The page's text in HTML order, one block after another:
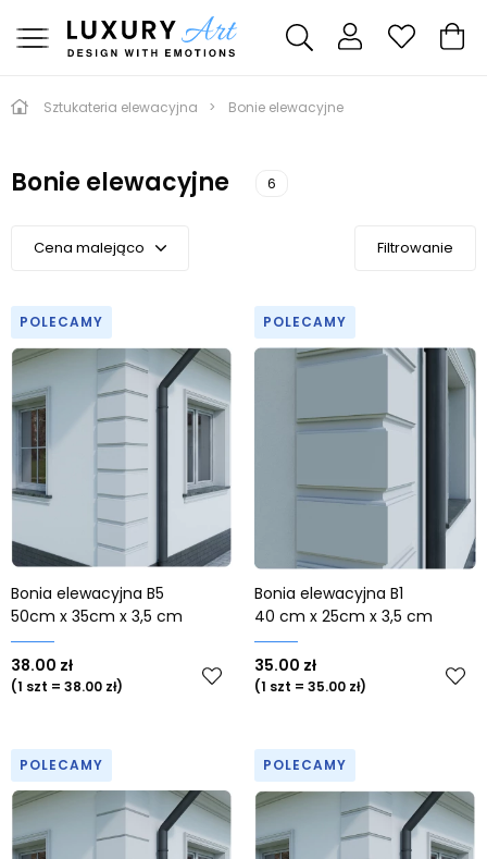
Sztukateria elewacyjna Bonie elewacyjne
Bonie elewacyjne 6
Cena malejąco
Kolejność A-Z
Kolejność Z-A
Cena malejąco
Cena rosnąco
Od najnowszych
Od najstarszych
Filtrowanie
POLECAMY
Bonia elewacyjna B5
50cm x 35cm x 3,5 cm
38.00 zł
(1 szt = 38.00 zł)
POLECAMY
Bonia elewacyjna B1
40 cm x 25cm x 3,5 cm
35.00 zł
(1 szt = 35.00 zł)
POLECAMY POLECAMY